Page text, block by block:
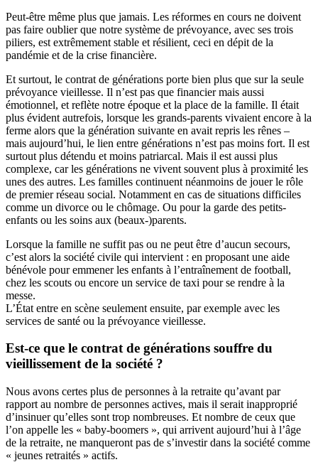
Peut-être même plus que jamais. Les réformes en cours ne doivent
pas faire oublier que notre système de prévoyance, avec ses trois
piliers, est extrêmement stable et résilient, ceci en dépit de la
pandémie et de la crise financière.
Et surtout, le contrat de générations porte bien plus que sur la seule
prévoyance vieillesse. Il n’est pas que financier mais aussi
émotionnel, et reflète notre époque et la place de la famille. Il était
plus évident autrefois, lorsque les grands-parents vivaient encore à la
ferme alors que la génération suivante en avait repris les rênes –
mais aujourd’hui, le lien entre générations n’est pas moins fort. Il est
surtout plus détendu et moins patriarcal. Mais il est aussi plus
complexe, car les générations ne vivent souvent plus à proximité les
unes des autres. Les familles continuent néanmoins de jouer le rôle
de premier réseau social. Notamment en cas de situations difficiles
comme un divorce ou le chômage. Ou pour la garde des petits-
enfants ou les soins aux (beaux-)parents.
Lorsque la famille ne suffit pas ou ne peut être d’aucun secours,
c’est alors la société civile qui intervient : en proposant une aide
bénévole pour emmener les enfants à l’entraînement de football,
chez les scouts ou encore un service de taxi pour se rendre à la
messe.
L’État entre en scène seulement ensuite, par exemple avec les
services de santé ou la prévoyance vieillesse.
Est-ce que le contrat de générations souffre du
vieillissement de la société ?
Nous avons certes plus de personnes à la retraite qu’avant par
rapport au nombre de personnes actives, mais il serait inapproprié
d’insinuer qu’elles sont trop nombreuses. Et nombre de ceux que
l’on appelle les « baby-boomers », qui arrivent aujourd’hui à l’âge
de la retraite, ne manqueront pas de s’investir dans la société comme
« jeunes retraités » actifs.